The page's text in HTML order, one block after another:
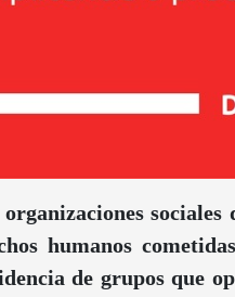
humanos
de grupos que